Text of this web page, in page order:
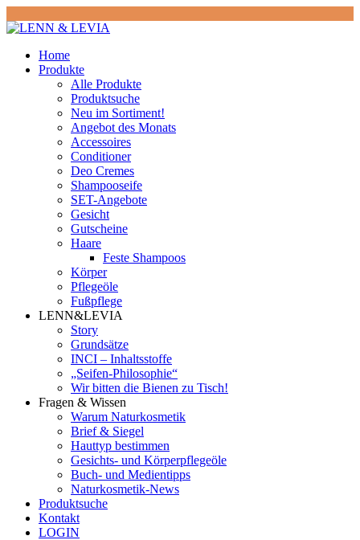
Home
Produkte
Alle Produkte
Produktsuche
Neu im Sortiment!
Angebot des Monats
Accessoires
Conditioner
Deo Cremes
Shampooseife
SET-Angebote
Gesicht
Gutscheine
Haare
Feste Shampoos
Körper
Pflegeöle
Fußpflege
LENN&LEVIA
Story
Grundsätze
INCI – Inhaltsstoffe
„Seifen-Philosophie“
Wir bitten die Bienen zu Tisch!
Fragen & Wissen
Warum Naturkosmetik
Brief & Siegel
Hauttyp bestimmen
Gesichts- und Körperpflegeöle
Buch- und Medientipps
Naturkosmetik-News
Produktsuche
Kontakt
LOGIN